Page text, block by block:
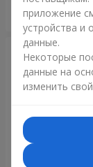
приложение
устройства и
данные.
Некоторые
данные на
изменить